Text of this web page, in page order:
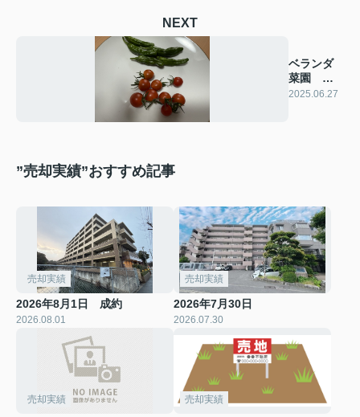
NEXT
ベランダ
菜園 ト
マト+シシ
2025.06.27
”売却実績”おすすめ記事
売却実績
2026年8月1日 成約
2026.08.01
売却実績
2026年7月30日
2026.07.30
売却実績 売却実績